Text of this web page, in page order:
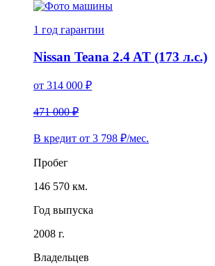
1 год гарантии
Nissan Teana 2.4 AT (173 л.с.)
от 314 000 ₽
471 000 ₽
В кредит от 3 798 ₽/мес.
Пробег
146 570 км.
Год выпуска
2008 г.
Владельцев